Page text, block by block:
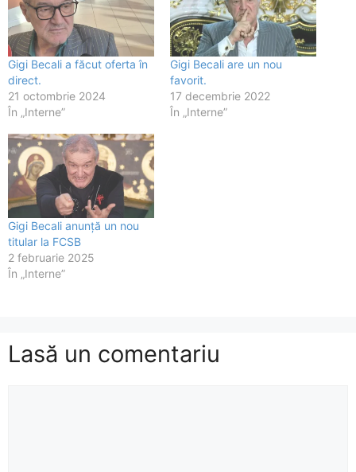
Gigi Becali a făcut oferta în
direct.
21 octombrie 2024
În „Interne”
Gigi Becali are un nou
favorit.
17 decembrie 2022
În „Interne”
Gigi Becali anunță un nou
titular la FCSB
2 februarie 2025
În „Interne”
Lasă un comentariu